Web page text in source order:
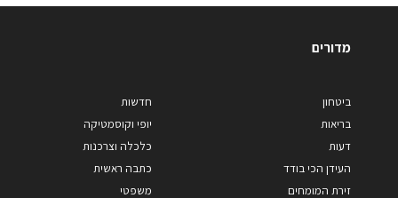
מדורים
ביטחון
בריאות
דעות
העידן הכי בודד
זירת המומחים
חדשות
יופי וקוסמטיקה
כלכלה וצרכנות
כתבה ראשית
משפטי